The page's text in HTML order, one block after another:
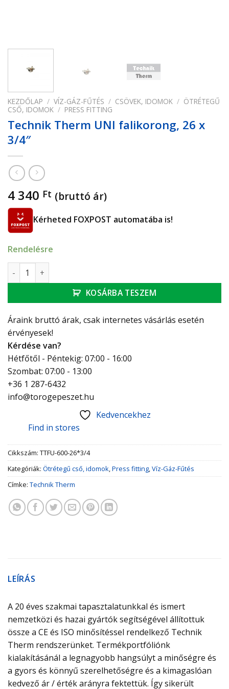
KEZDŐLAP / VÍZ-GÁZ-FŰTÉS / CSÖVEK, IDOMOK / ÖTRÉTEGŰ
CSŐ, IDOMOK / PRESS FITTING
Technik Therm UNI falikorong, 26 x
3/4″
4 340 Ft (bruttó ár)
Kérheted FOXPOST automatába is!
Rendelésre
Technik Therm UNI falikorong, 26 x 3/4" mennyiség
KOSÁRBA TESZEM
Áraink bruttó árak, csak internetes vásárlás esetén
érvényesek!
Kérdése van?
Hétfőtől - Péntekig: 07:00 - 16:00
Szombat: 07:00 - 13:00
+36 1 287-6432
info@torogepeszet.hu
Kedvencekhez
Find in stores
Cikkszám: TTFU-600-26*3/4
Kategóriák: Ötrétegű cső, idomok,Press fitting,Víz-Gáz-Fűtés
Címke: Technik Therm
LEÍRÁS
A 20 éves szakmai tapasztalatunkkal és ismert
nemzetközi és hazai gyártók segítségével állítottuk
össze a CE és ISO minősítéssel rendelkező Technik
Therm rendszerünket. Termékportfóliónk
kialakításánál a legnagyobb hangsúlyt a minőségre és
a gyors és könnyű szerelhetőségre és a kimagaslóan
kedvező ár / érték arányra fektettük. Így sikerült